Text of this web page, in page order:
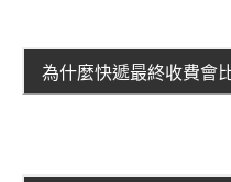
為什麼快遞最終收費會